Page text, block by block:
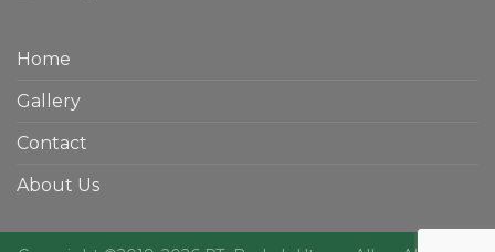
Home
Gallery
Contact
About Us